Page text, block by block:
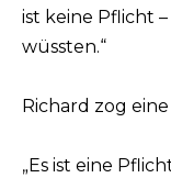
ist keine Pflicht
wüssten.“
Richard zog
„Es ist eine